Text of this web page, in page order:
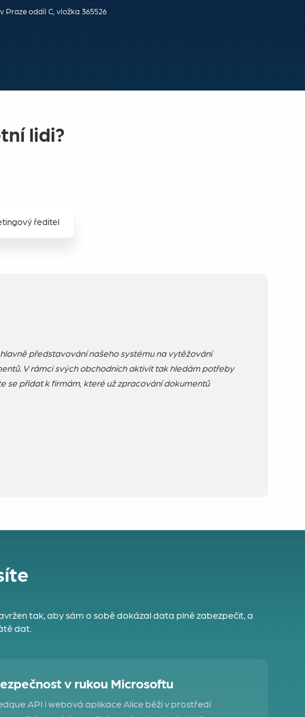
Praze oddíl C, vložka 365526
lidi?
ředitel
představování našeho systému na vytěžování
V rámci svých obchodních aktivit tak hledám potřeby
se přidat k firmám, které už zpracování dokumentů
tak, aby sám o sobě dokázal data plně zabezpečit, a
dat.
v rukou Microsoftu
API i webová aplikace Alice běží v prostředí